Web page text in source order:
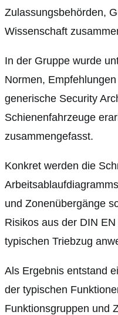
Zulassungsbehörden,
Wissenschaft
In der Gruppe wurde
Normen,
generische Security
Schienenfahrzeuge
zusammengefasst.
Konkret werden die
und Zonenübergänge
Risikos aus der DIN
typischen Triebzug
Als Ergebnis entstand
der typischen
Funktionsgruppen und